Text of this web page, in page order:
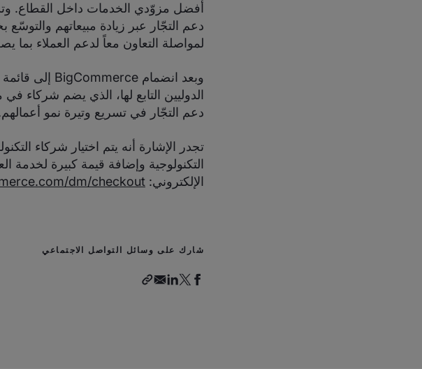
دعم التجّار عبر زيادة مبيعاتهم
لمواصلة التعاون معاً لدعم العملاء
الدوليين التابع لها، الذي يضم شركاء
دعم التجّار في تسريع وتيرة نمو
التكنولوجية وإضافة قيمة كبيرة لخدمة
الإلكتروني: dm/checkout/
شارك على وسائل التواصل الاجتماعي